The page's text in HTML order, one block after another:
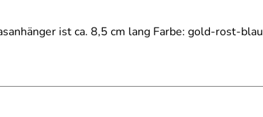
ist ca. 8,5 cm lang Farbe: gold-rost-blau